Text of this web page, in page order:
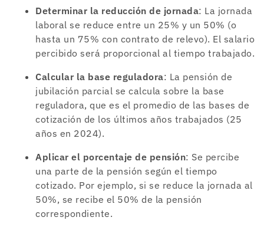
Determinar la reducción de jornada: La jornada
laboral se reduce entre un 25% y un 50% (o
hasta un 75% con contrato de relevo). El salario
percibido será proporcional al tiempo trabajado.
Calcular la base reguladora: La pensión de
jubilación parcial se calcula sobre la base
reguladora, que es el promedio de las bases de
cotización de los últimos años trabajados (25
años en 2024).
Aplicar el porcentaje de pensión: Se percibe
una parte de la pensión según el tiempo
cotizado. Por ejemplo, si se reduce la jornada al
50%, se recibe el 50% de la pensión
correspondiente.